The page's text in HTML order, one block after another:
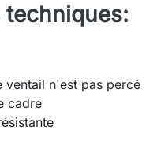
ventail n'est pas percé
cadre